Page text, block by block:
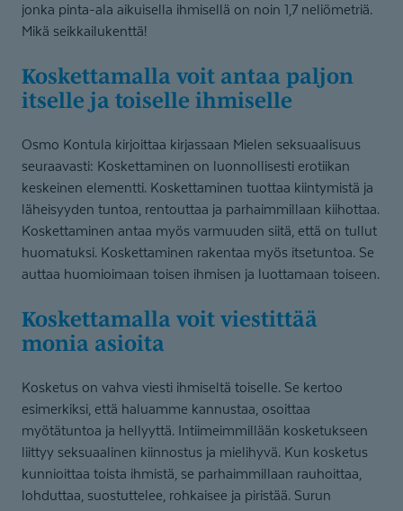
jonka pinta-ala aikuisella ihmisellä on noin 1,7 neliömetriä.
Mikä seikkailukenttä!
Koskettamalla voit antaa paljon
itselle ja toiselle ihmiselle
Osmo Kontula kirjoittaa kirjassaan Mielen seksuaalisuus
seuraavasti: Koskettaminen on luonnollisesti erotiikan
keskeinen elementti. Koskettaminen tuottaa kiintymistä ja
läheisyyden tuntoa, rentouttaa ja parhaimmillaan kiihottaa.
Koskettaminen antaa myös varmuuden siitä, että on tullut
huomatuksi. Koskettaminen rakentaa myös itsetuntoa. Se
auttaa huomioimaan toisen ihmisen ja luottamaan toiseen.
Koskettamalla voit viestittää
monia asioita
Kosketus on vahva viesti ihmiseltä toiselle. Se kertoo
esimerkiksi, että haluamme kannustaa, osoittaa
myötätuntoa ja hellyyttä. Intiimeimmillään kosketukseen
liittyy seksuaalinen kiinnostus ja mielihyvä. Kun kosketus
kunnioittaa toista ihmistä, se parhaimmillaan rauhoittaa,
lohduttaa, suostuttelee, rohkaisee ja piristää. Surun